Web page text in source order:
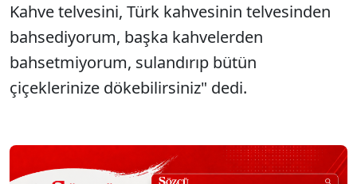
Kahve telvesini, Türk kahvesinin telvesinden
bahsediyorum, başka kahvelerden
bahsetmiyorum, sulandırıp bütün
çiçeklerinize dökebilirsiniz" dedi.